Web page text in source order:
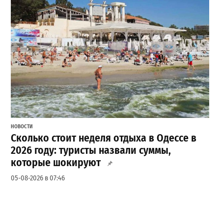
НОВОСТИ
Сколько стоит неделя отдыха в Одессе в
2026 году: туристы назвали суммы,
которые шокируют
05-08-2026 в 07:46